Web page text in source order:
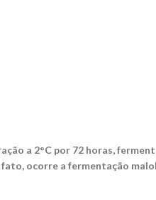
a 2°C por 72 horas,
ocorre a fermentação